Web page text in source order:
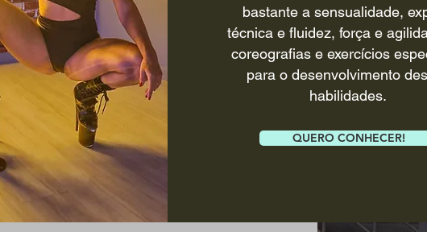
bastante a sensualidade,
técnica e fluidez, força e
coreografias e exercícios
para o desenvolvimento
habilidades.
QUERO CONHECER!